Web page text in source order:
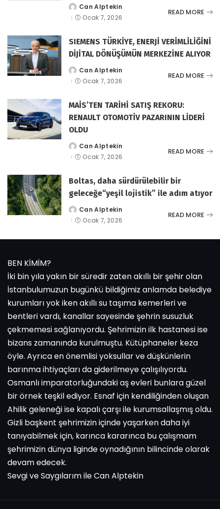
tarafından
gönderildi
Can Alptekin
Ocak 7, 2026
READ MORE
SIEMENS TÜRKİYE, ENERJİ VERİMLİLİĞİNİ
DİJİTAL DÖNÜŞÜMÜN MERKEZİNE ALIYOR
tarafından
gönderildi
Can Alptekin
Ocak 7, 2026
READ MORE
MAİS’TEN TARİHİ SATIŞ REKORU:
RENAULT OTOMOTİV PAZARININ LİDERİ
OLDU
tarafından
gönderildi
Can Alptekin
Ocak 7, 2026
READ MORE
Boltas, daha sürdürülebilir bir
geleceğe“yeşil lojistik” ile adım atıyor
tarafından
gönderildi
Can Alptekin
Ocak 7, 2026
READ MORE
BEN KİMİM?
İki bin yıla yakın bir süredir zaten akıllı bir şehir olan
İstanbulumuzun bugünkü bildiğimiz anlamda belediye
kurumları yok iken akıllı su taşıma kemerleri ve
bentleri vardı, kanallar sayesinde şehrin susuzluk
çekmemesi sağlanıyordu. Şehrimizin ilk hastanesi ise
bizans zamanında kurulmuştu. Kütüphaneler keza
öyle. Ayrıca en önemlisi yoksullar ve düşkünlerin
barınma ihtiyaçları da giderilmeye çalışılıyordu.
Osmanlı imparatorluğundaki aş evleri bunlara güzel
bir örnek teşkil ediyor. Esnaf için kendiliğinden oluşan
Ahilik geleneği ise kapalı çarşı ile kurumsallaşmış oldu.
Gizli başkent şehrimizin içinde yaşarken daha iyi
tanıyabilmek için, karınca kararınca bu çalışmam
şehrimizin dünya liginde oynadığının bilincinde olarak
devam edecek.
Sevgi ve Saygılarım ile Can Alptekin